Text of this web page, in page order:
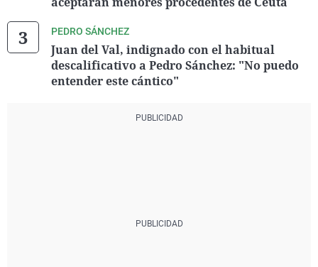
PEDRO SÁNCHEZ
Juan del Val, indignado con el habitual
descalificativo a Pedro Sánchez: "No puedo
entender este cántico"